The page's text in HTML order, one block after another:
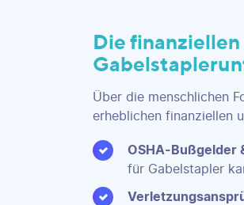
Die
Über die menschlichen
erheblichen finanziellen
OSHA-Bußgelder
für Gabelstapler